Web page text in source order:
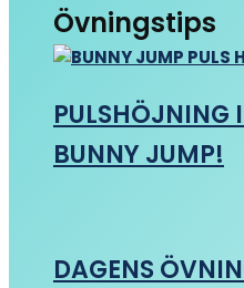
Övningstips
PULSHÖJNING
BUNNY JUMP!
DAGENS